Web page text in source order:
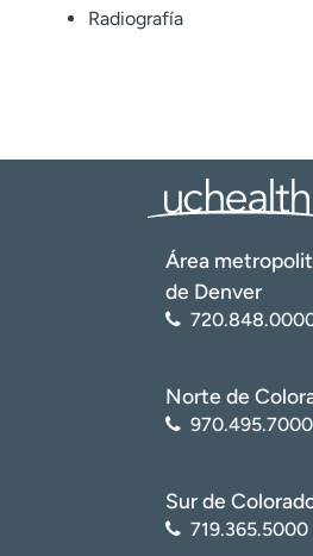
Radiografía
Área
de Denver
Norte de
970.495.7000
Sur de
719.365.5000